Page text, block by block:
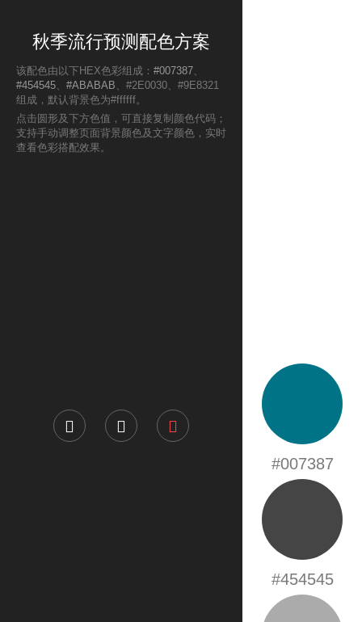
秋季流行预测配色方案
该配色由以下HEX色彩组成： #007387、
#454545、 #ABABAB 、#2E0030、#9E8321
组成，默认背景色为#ffffff。
点击圆形及下方色值，可直接复制颜色代码；
支持手动调整页面背景颜色及文字颜色，实时
查看色彩搭配效果。
#007387
#454545